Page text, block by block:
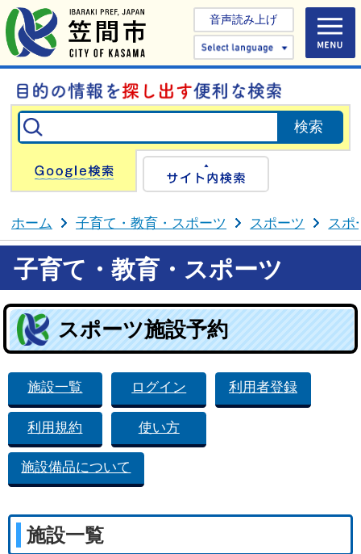
音声読み上げ
Select
Google検索
ホーム 子育て・教育・スポーツ スポーツ スポ
子育て・教育・スポーツ
スポーツ施設予約
施設一覧 ログイン 利用者登録
利用規約 使い方
施設備品について
施設一覧